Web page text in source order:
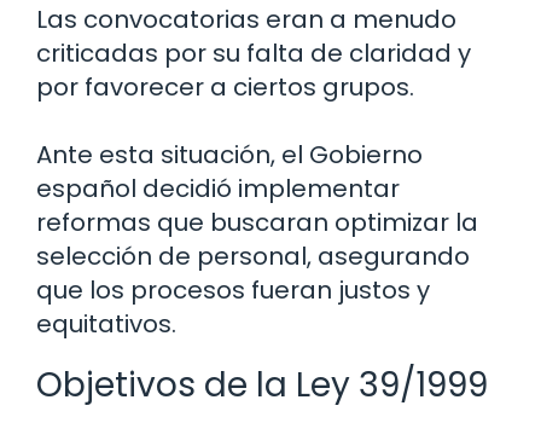
Las convocatorias eran a menudo
criticadas por su falta de claridad y
por favorecer a ciertos grupos.
Ante esta situación, el Gobierno
español decidió implementar
reformas que buscaran optimizar la
selección de personal, asegurando
que los procesos fueran justos y
equitativos.
Objetivos de la Ley 39/1999